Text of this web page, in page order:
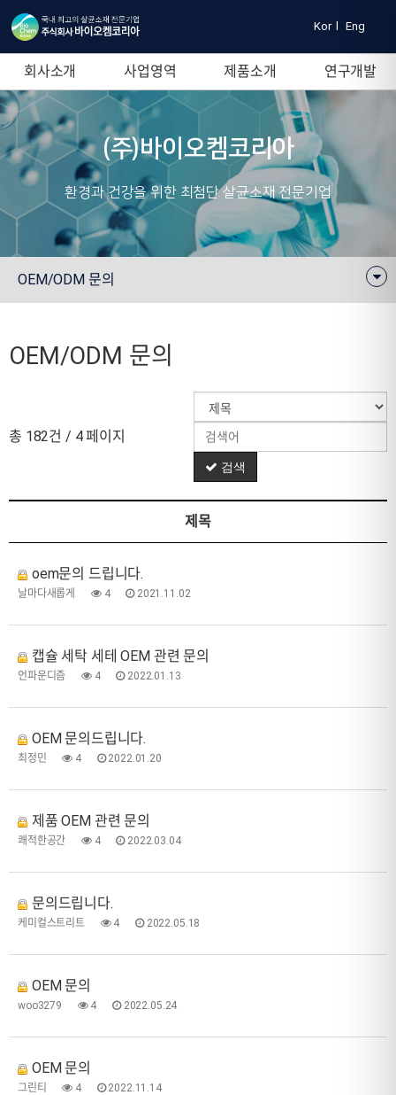
KorlEng
회사소개 사업영역 제품소개 연구개발
(주)바이오켐코리아
환경과 건강을 위한 최첨단 살균소재 전문기업
OEM/ODM 문의
OEM/ODM 문의
총 182건 / 4 페이지
검색
제목
oem문의 드립니다.
날마다새롭게 4 2021.11.02
캡슐 세탁 세테 OEM 관련 문의
언파운디즘 4 2022.01.13
OEM 문의드립니다.
최정민 4 2022.01.20
제품 OEM 관련 문의
쾌적한공간 4 2022.03.04
문의드립니다.
케미컬스트리트 4 2022.05.18
OEM 문의
woo3279 4 2022.05.24
OEM 문의
그린티 4 2022.11.14